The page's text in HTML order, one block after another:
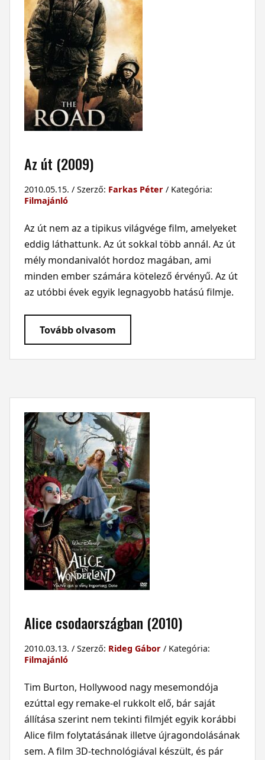
Az út (2009)
2010.05.15. / Szerző: Farkas Péter/ Kategória:
Filmajánló
Az út nem az a tipikus világvége film, amelyeket
eddig láthattunk. Az út sokkal több annál. Az út
mély mondanivalót hordoz magában, ami
minden ember számára kötelező érvényű. Az út
az utóbbi évek egyik legnagyobb hatású filmje.
Tovább olvasom
Alice csodaországban (2010)
2010.03.13. / Szerző: Rideg Gábor/ Kategória:
Filmajánló
Tim Burton, Hollywood nagy mesemondója
ezúttal egy remake-el rukkolt elő, bár saját
állítása szerint nem tekinti filmjét egyik korábbi
Alice film folytatásának illetve újragondolásának
sem. A film 3D-technológiával készült, és pár